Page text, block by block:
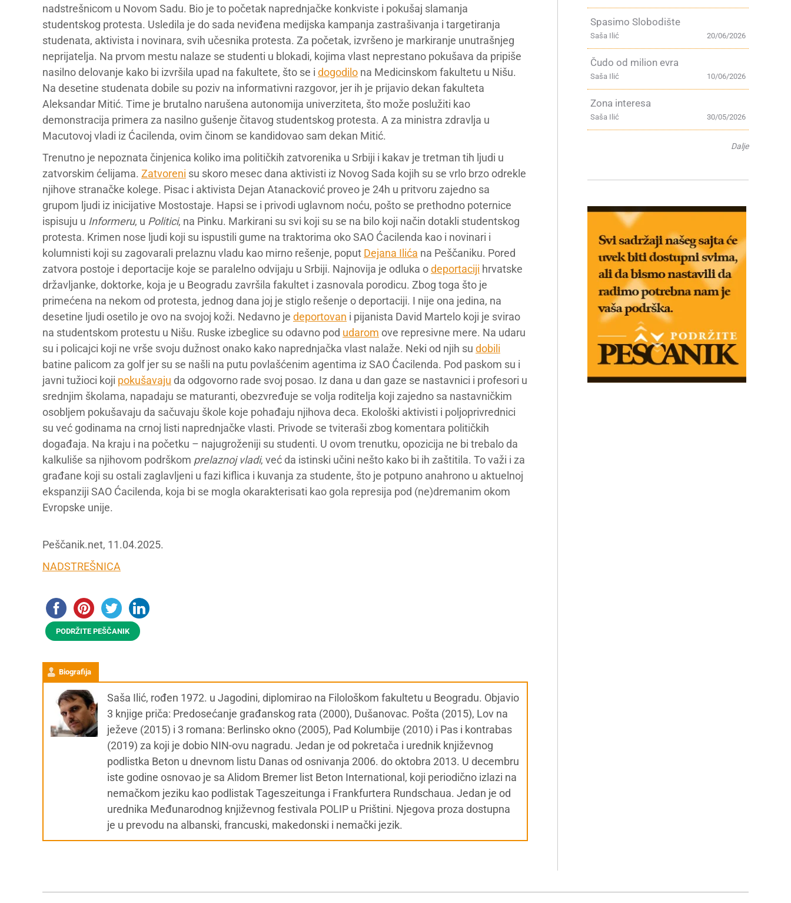
nadstrešnicom u Novom Sadu. Bio je to početak naprednjačke konkviste i pokušaj slamanja
studentskog protesta. Usledila je do sada neviđena medijska kampanja zastrašivanja i targetiranja
studenata, aktivista i novinara, svih učesnika protesta. Za početak, izvršeno je markiranje unutrašnjeg
neprijatelja. Na prvom mestu nalaze se studenti u blokadi, kojima vlast neprestano pokušava da pripiše
nasilno delovanje kako bi izvršila upad na fakultete, što se i dogodilo na Medicinskom fakultetu u Nišu.
Na desetine studenata dobile su poziv na informativni razgovor, jer ih je prijavio dekan fakulteta
Aleksandar Mitić. Time je brutalno narušena autonomija univerziteta, što može poslužiti kao
demonstracija primera za nasilno gušenje čitavog studentskog protesta. A za ministra zdravlja u
Macutovoj vladi iz Ćacilenda, ovim činom se kandidovao sam dekan Mitić.
Trenutno je nepoznata činjenica koliko ima političkih zatvorenika u Srbiji i kakav je tretman tih ljudi u
zatvorskim ćelijama. Zatvoreni su skoro mesec dana aktivisti iz Novog Sada kojih su se vrlo brzo odrekle
njihove stranačke kolege. Pisac i aktivista Dejan Atanacković proveo je 24h u pritvoru zajedno sa
grupom ljudi iz inicijative Mostostaje. Hapsi se i privodi uglavnom noću, pošto se prethodno poternice
ispisuju u Informeru, u Politici, na Pinku. Markirani su svi koji su se na bilo koji način dotakli studentskog
protesta. Krimen nose ljudi koji su ispustili gume na traktorima oko SAO Ćacilenda kao i novinari i
kolumnisti koji su zagovarali prelaznu vladu kao mirno rešenje, poput Dejana Ilića na Peščaniku. Pored
zatvora postoje i deportacije koje se paralelno odvijaju u Srbiji. Najnovija je odluka odeportaciji hrvatske
državljanke, doktorke, koja je u Beogradu završila fakultet i zasnovala porodicu. Zbog toga što je
primećena na nekom od protesta, jednog dana joj je stiglo rešenje o deportaciji. I nije ona jedina, na
desetine ljudi osetilo je ovo na svojoj koži. Nedavno je deportovan i pijanista David Martelo koji je svirao
na studentskom protestu u Nišu. Ruske izbeglice su odavno pod udarom ove represivne mere. Na udaru
su i policajci koji ne vrše svoju dužnost onako kako naprednjačka vlast nalaže. Neki od njih su dobili
batine palicom za golf jer su se našli na putu povlašćenim agentima iz SAO Ćacilenda. Pod paskom su i
javni tužioci koji pokušavaju da odgovorno rade svoj posao. Iz dana u dan gaze se nastavnici i profesori u
srednjim školama, napadaju se maturanti, obezvređuje se volja roditelja koji zajedno sa nastavničkim
osobljem pokušavaju da sačuvaju škole koje pohađaju njihova deca. Ekološki aktivisti i poljoprivrednici
su već godinama na crnoj listi naprednjačke vlasti. Privode se tviteraši zbog komentara političkih
događaja. Na kraju i na početku – najugroženiji su studenti. U ovom trenutku, opozicija ne bi trebalo da
kalkuliše sa njihovom podrškom prelaznoj vladi, već da istinski učini nešto kako bi ih zaštitila. To važi i za
građane koji su ostali zaglavljeni u fazi kiflica i kuvanja za studente, što je potpuno anahrono u aktuelnoj
ekspanziji SAO Ćacilenda, koja bi se mogla okarakterisati kao gola represija pod (ne)dremanim okom
Evropske unije.
Peščanik.net, 11.04.2025.
NADSTREŠNICA
PODRŽITE PEŠČANIK
Biografija
Saša Ilić, rođen 1972. u Jagodini, diplomirao na Filološkom fakultetu u Beogradu. Objavio
3 knjige priča: Predosećanje građanskog rata (2000), Dušanovac. Pošta (2015), Lov na
ježeve (2015) i 3 romana: Berlinsko okno (2005), Pad Kolumbije (2010) i Pas i kontrabas
(2019) za koji je dobio NIN-ovu nagradu. Jedan je od pokretača i urednik književnog
podlistka Beton u dnevnom listu Danas od osnivanja 2006. do oktobra 2013. U decembru
iste godine osnovao je sa Alidom Bremer list Beton International, koji periodično izlazi na
nemačkom jeziku kao podlistak Tageszeitunga i Frankfurtera Rundschaua. Jedan je od
urednika Međunarodnog književnog festivala POLIP u Prištini. Njegova proza dostupna
je u prevodu na albanski, francuski, makedonski i nemački jezik.
Spasimo Slobodište
20/06/2026
Saša Ilić
Čudo od milion evra
10/06/2026
Saša Ilić
Zona interesa
30/05/2026
Saša Ilić
Dalje